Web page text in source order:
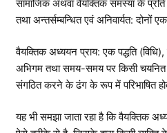
सामाजिक अथवा वैयक्तिक समस्या के
तथा अन्तर्सम्बन्धित एवं अनिवार्यत:
वैयक्तिक अध्ययन प्राय: एक पद्धति
अभिगम तथा समय-समय पर किसी
संगठित करने के ढंग के रूप में परिभाषित
यह भी समझा जाता रहा है कि वैयक्तिक